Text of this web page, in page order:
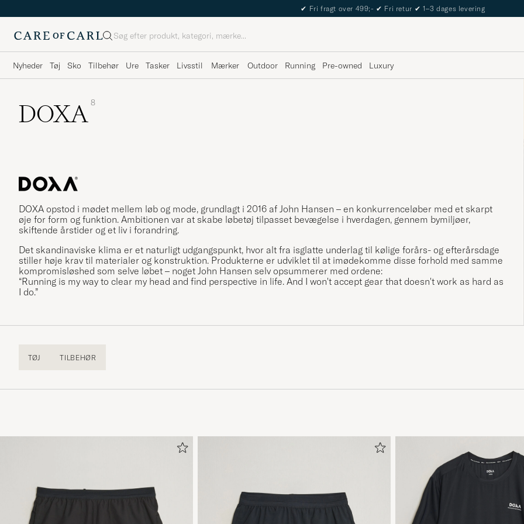
✔ Fri fragt over 499;- ✔ Fri retur ✔ 1–3 dages levering
Søg
Nyheder Tøj Sko Tilbehør Ure Tasker Livsstil Mærker Outdoor Running Pre-owned Luxury
DOXA 8
DOXA opstod i mødet mellem løb og mode, grundlagt i 2016 af John Hansen – en konkurrenceløber med et skarpt
øje for form og funktion. Ambitionen var at skabe løbetøj tilpasset bevægelse i hverdagen, gennem bymiljøer,
skiftende årstider og et liv i forandring.
Det skandinaviske klima er et naturligt udgangspunkt, hvor alt fra isglatte underlag til kølige forårs- og efterårsdage
stiller høje krav til materialer og konstruktion. Produkterne er udviklet til at imødekomme disse forhold med samme
kompromisløshed som selve løbet – noget John Hansen selv opsummerer med ordene:
“Running is my way to clear my head and find perspective in life. And I won't accept gear that doesn't work as hard as
I do.”
TØJ TILBEHØR